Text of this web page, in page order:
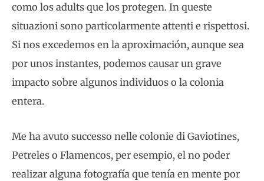
como los adults que los protegen. In queste
situazioni sono particolarmente attenti e rispettosi.
Si nos excedemos en la aproximación, aunque sea
por unos instantes, podemos causar un grave
impacto sobre algunos individuos o la colonia
entera.
Me ha avuto successo nelle colonie di Gaviotines,
Petreles o Flamencos, per esempio, el no poder
realizar alguna fotografía que tenía en mente por